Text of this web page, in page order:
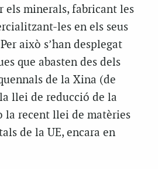
els minerals, fabricant les
les en els seus
això s’han desplegat
que abasten des dels
de la Xina (de
llei de reducció de la
la recent llei de matèries
de la UE, encara en